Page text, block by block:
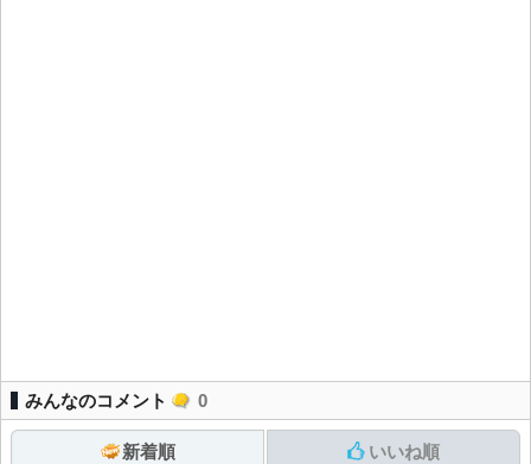
みんなのコメント 0
新着順 いいね順